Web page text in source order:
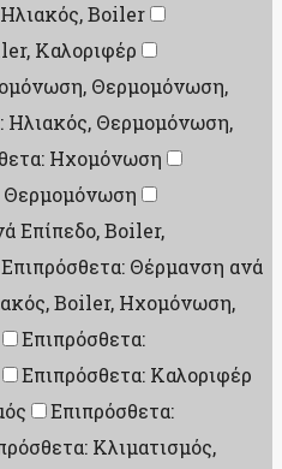
Boiler
Καλοριφέρ
Θερμομόνωση,
Ηλιακός, Θερμομόνωση,
Ηχομόνωση
Θερμομόνωση
Επίπεδο, Boiler,
Επιπρόσθετα: Θέρμανση ανά
Boiler, Ηχομόνωση,
Επιπρόσθετα:
Επιπρόσθετα: Καλοριφέρ
Επιπρόσθετα:
Κλιματισμός,